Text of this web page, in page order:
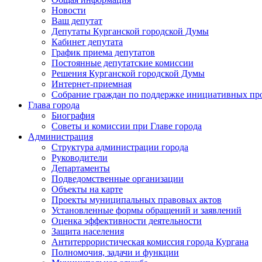
Новости
Ваш депутат
Депутаты Курганской городской Думы
Кабинет депутата
График приема депутатов
Постоянные депутатские комиссии
Решения Курганской городской Думы
Интернет-приемная
Собрание граждан по поддержке инициативных
Глава города
Биография
Советы и комиссии при Главе города
Администрация
Структура администрации города
Руководители
Департаменты
Подведомственные организации
Объекты на карте
Проекты муниципальных правовых актов
Установленные формы обращений и заявлений
Оценка эффективности деятельности
Защита населения
Антитеррористическая комиссия города Кургана
Полномочия, задачи и функции